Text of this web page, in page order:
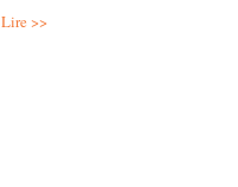
Lire >>